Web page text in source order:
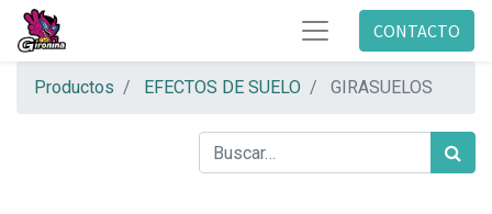
CONTACTO
Productos EFECTOS DE SUELO GIRASUELOS